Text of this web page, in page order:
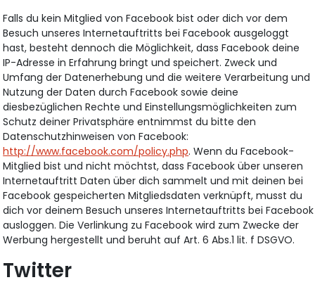
Falls du kein Mitglied von Facebook bist oder dich vor dem
Besuch unseres Internetauftritts bei Facebook ausgeloggt
hast, besteht dennoch die Möglichkeit, dass Facebook deine
IP-Adresse in Erfahrung bringt und speichert. Zweck und
Umfang der Datenerhebung und die weitere Verarbeitung und
Nutzung der Daten durch Facebook sowie deine
diesbezüglichen Rechte und Einstellungsmöglichkeiten zum
Schutz deiner Privatsphäre entnimmst du bitte den
Datenschutzhinweisen von Facebook:
http://www.facebook.com/policy.php. Wenn du Facebook-
Mitglied bist und nicht möchtst, dass Facebook über unseren
Internetauftritt Daten über dich sammelt und mit deinen bei
Facebook gespeicherten Mitgliedsdaten verknüpft, musst du
dich vor deinem Besuch unseres Internetauftritts bei Facebook
ausloggen. Die Verlinkung zu Facebook wird zum Zwecke der
Werbung hergestellt und beruht auf Art. 6 Abs.1 lit. f DSGVO.
Twitter